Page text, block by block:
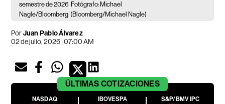
semestre de 2026 Fotógrafo: Michael
Nagle/Bloomberg (Bloomberg/Michael Nagle)
PorJuan Pablo Álvarez
02 de julio, 2026 | 07:00 AM
ÚLTIMAS COTIZACIONES
NASDAQ
IBOVESPA
S&P/BMV IPC